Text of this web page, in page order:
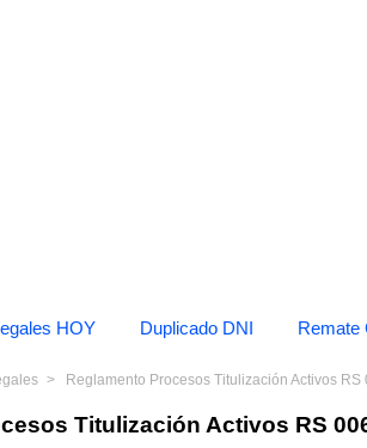
HOY Duplicado DNI Remate
Reglamento Procesos Titulización Activos
Titulización Activos RS